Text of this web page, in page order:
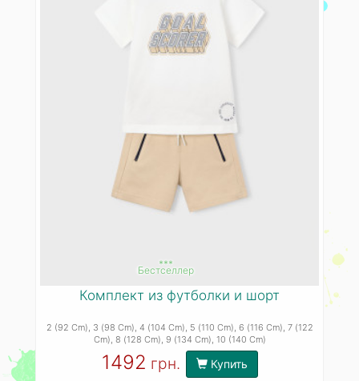
***
Бестселлер
Комплект из футболки и шорт
2 (92 Cm), 3 (98 Cm), 4 (104 Cm), 5 (110 Cm), 6 (116 Cm), 7 (122
Cm), 8 (128 Cm), 9 (134 Cm), 10 (140 Cm)
1492 грн. Купить